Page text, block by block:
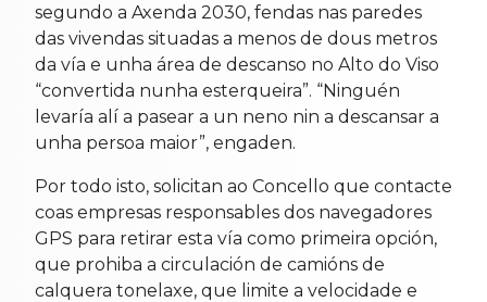
segundo a Axenda 2030, fendas nas paredes
das vivendas situadas a menos de dous metros
da vía e unha área de descanso no Alto do Viso
“convertida nunha esterqueira”. “Ninguén
levaría alí a pasear a un neno nin a descansar a
unha persoa maior”, engaden.
Por todo isto, solicitan ao Concello que contacte
coas empresas responsables dos navegadores
GPS para retirar esta vía como primeira opción,
que prohiba a circulación de camións de
calquera tonelaxe, que limite a velocidade e